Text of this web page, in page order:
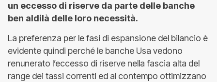
un eccesso di riserve da parte delle banche
ben aldilà delle loro necessità.
La preferenza per le fasi di espansione del bilancio è
evidente quindi perché le banche Usa vedono
renunerato l’eccesso di riserve nella fascia alta del
range dei tassi correnti ed al contempo ottimizzano